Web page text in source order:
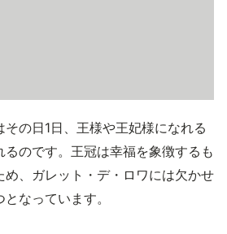
の日1日、王様や王妃様になれる
のです。王冠は幸福を象徴するも
め、ガレット・デ・ロワには欠かせ
なっています。